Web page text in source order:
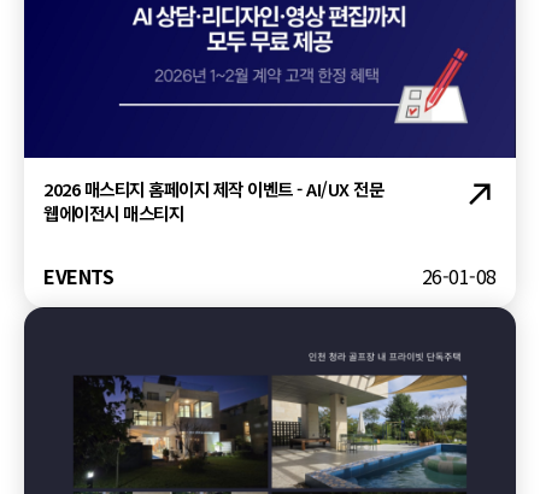
2026 매스티지 홈페이지 제작 이벤트 - AI/UX 전문
웹에이전시 매스티지
EVENTS 26-01-08